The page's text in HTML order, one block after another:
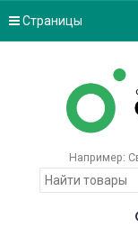
Страницы
Например: